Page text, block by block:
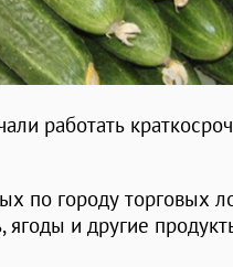
работать
по городу торговых
и другие